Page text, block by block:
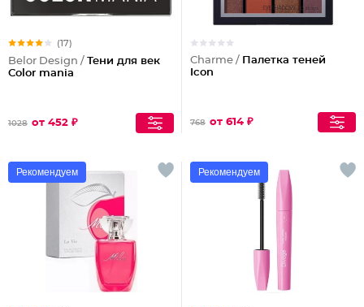
(17)
Belor Design / Тени для век
Color mania
1028 от 452 ₽
Charme / Палетка теней
Icon
768 от 614 ₽
Рекомендуем Рекомендуем